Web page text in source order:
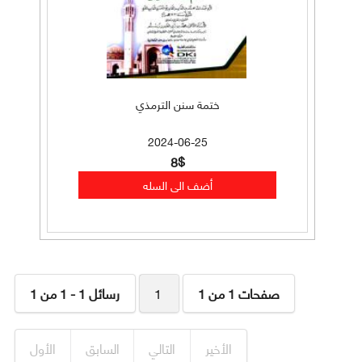
ختمة سنن الترمذي
2024-06-25
8$
رسائل 1 - 1 من 1 1 صفحات 1 من 1
الأول السابق التالي الأخير